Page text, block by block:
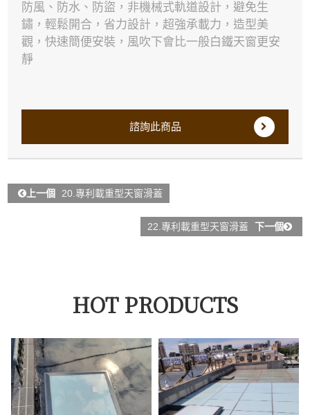
防風、防水、防盜，非機械式軌道設計，避免生
鏽，輕鬆開合，省力設計，超強承載力，造型美
觀，快速簡便安裝，風吹下會比一般白鐵天窗更安
靜
諮詢此商品
上一個 20.專利載重型天窗滑蓋
22.專利載重型天窗滑蓋 下一個
HOT PRODUCTS